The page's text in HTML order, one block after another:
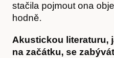
stačila pojmout ona
hodně.
Akustickou literaturu,
na začátku, se